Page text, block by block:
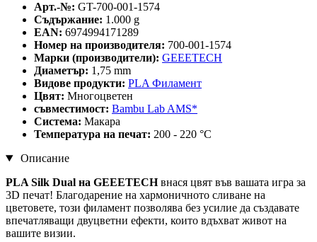
Арт.-№: GT-700-001-1574
Съдържание: 1.000 g
EAN: 6974994171289
Номер на производителя: 700-001-1574
Марки (производители): GEEETECH
Диаметър: 1,75 mm
Видове продукти: PLA Филамент
Цвят: Многоцветен
съвместимост: Bambu Lab AMS*
Система: Макара
Температура на печат: 200 - 220 °C
Описание
PLA Silk Dual на GEEETECHвнася цвят във вашата игра за
3D печат! Благодарение на хармоничното сливане на
цветовете, този филамент позволява без усилие да създавате
впечатляващи двуцветни ефекти, които вдъхват живот на
вашите визии.